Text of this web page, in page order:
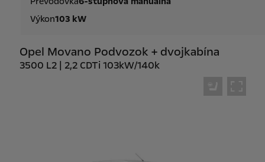
Opel Movano Podvozok + dvojkabína
3500 L2 | 2,2 CDTi 103kW/140k
Výkon103 kW